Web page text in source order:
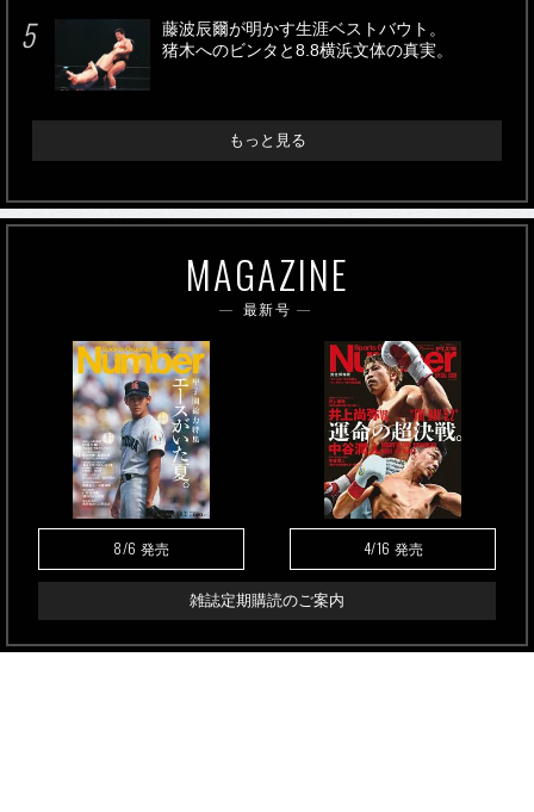
藤波辰爾が明かす生涯ベストバウト。
猪木へのビンタと8.8横浜文体の真実。
もっと見る
MAGAZINE
最新号
8/6 発売 4/16 発売
雑誌定期購読のご案内